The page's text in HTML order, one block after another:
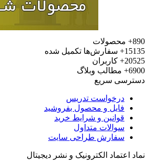
محصولات
سفارش‌ها تکمیل شده
کاربران
مطالب وبلاگ
سریع
درخواست تدریس
فایل و محصول بفروشید
قوانین و شرایط خرید
سوالات متداول
سفارش طراحی سایت
اعتماد الکترونیک و نشر دیجیتال